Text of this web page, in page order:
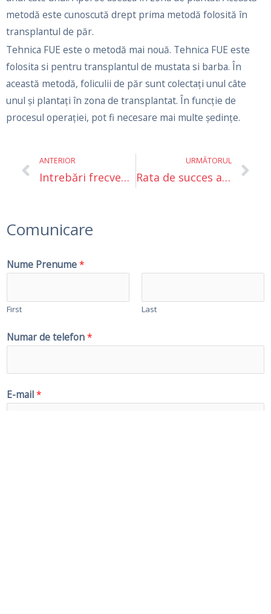
metodă este cunoscută drept prima metodă folosită în
transplantul de păr.
Tehnica FUE este o metodă mai nouă. Tehnica FUE este
folosita si pentru transplantul de mustata si barba. În
această metodă, foliculii de păr sunt colectați unul câte
unul și plantați în zona de transplantat. În funcție de
procesul operației, pot fi necesare mai multe ședințe.
Prev
ANTERIOR
Intrebări frecvente despre transplantul de păr
URMĂTORUL
Rata de succes a transplantului de păr
Comunicare
Nume Prenume*
First Last
Numar de telefon*
E-mail*